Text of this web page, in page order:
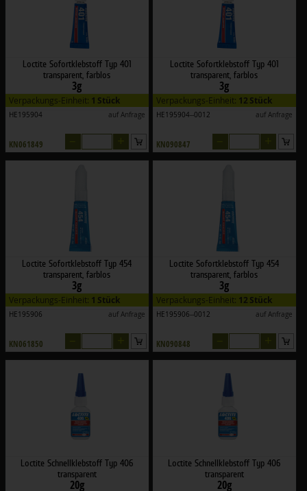
Loctite Sofortklebstoff Typ 401
transparent, farblos
3g
Verpackungs-Einheit: 1 Stück
HE195904 auf Anfrage
KN061849
Loctite Sofortklebstoff Typ 401
transparent, farblos
3g
Verpackungs-Einheit: 12 Stück
HE195904--0012 auf Anfrage
KN090847
Loctite Sofortklebstoff Typ 454
transparent, farblos
3g
Verpackungs-Einheit: 1 Stück
HE195906 auf Anfrage
KN061850
Loctite Sofortklebstoff Typ 454
transparent, farblos
3g
Verpackungs-Einheit: 12 Stück
HE195906--0012 auf Anfrage
KN090848
Loctite Schnellklebstoff Typ 406
transparent
20g
Loctite Schnellklebstoff Typ 406
transparent
20g